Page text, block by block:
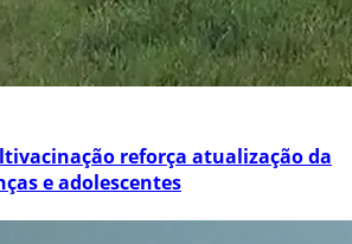
reforça atualização da
e adolescentes